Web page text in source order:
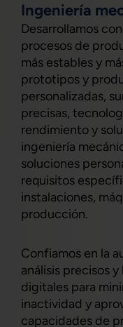
Ingeniería
Desarrollamos
procesos de
más estables y
prototipos y
personalizadas,
precisas,
rendimiento y
ingeniería
soluciones
requisitos
instalaciones,
producción.
Confiamos en la
análisis precisos
digitales para
inactividad y
capacidades de